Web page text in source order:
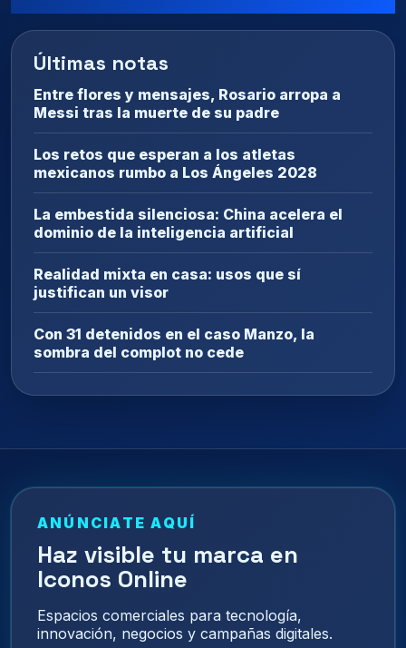
Últimas notas
Entre flores y mensajes, Rosario arropa a
Messi tras la muerte de su padre
Los retos que esperan a los atletas
mexicanos rumbo a Los Ángeles 2028
La embestida silenciosa: China acelera el
dominio de la inteligencia artificial
Realidad mixta en casa: usos que sí
justifican un visor
Con 31 detenidos en el caso Manzo, la
sombra del complot no cede
ANÚNCIATE AQUÍ
Haz visible tu marca en
Iconos Online
Espacios comerciales para tecnología,
innovación, negocios y campañas digitales.